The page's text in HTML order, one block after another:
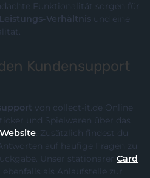
Funktionalität sorgen für
Verhältnis und eine
Kundensupport
von collect-it.de Online
Shop für Sammelkarten, Sticker und Spielwaren über das
. Zusätzlich findest du
auf häufige Fragen zu
Unser stationärer Card
als Anlaufstelle zur